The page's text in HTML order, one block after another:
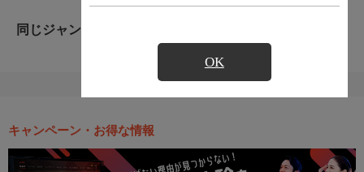
OK
同じジャンルのおすすめ番組
キャンペーン・お得な情報